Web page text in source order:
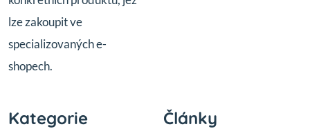
lze zakoupit ve
specializovaných e-
shopech.
Kategorie Články